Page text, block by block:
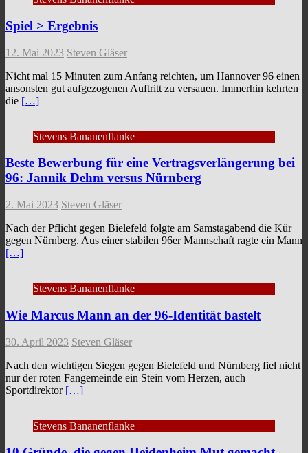
Spiel > Ergebnis
12. Mai 2023 Steven Gläser
Nicht mal 15 Minuten zum Anfang reichten, um Hannover 96 einen
ansonsten gut aufgezogenen Auftritt zu versauen. Immerhin kehrten
die […]
Stevens Bananenflanke
Beste Bewerbung für eine Vertragsverlängerung bei
96: Jannik Dehm versus Nürnberg
2. Mai 2023 Steven Gläser
Nach der Pflicht gegen Bielefeld folgte am Samstagabend die Kür
gegen Nürnberg. Aus einer stabilen 96er Mannschaft ragte ein Mann
[…]
Stevens Bananenflanke
Wie Marcus Mann an der 96-Identität bastelt
30. April 2023 Steven Gläser
Nach den wichtigen Siegen gegen Bielefeld und Nürnberg fiel nicht
nur der roten Fangemeinde ein Stein vom Herzen, auch
Sportdirektor […]
Stevens Bananenflanke